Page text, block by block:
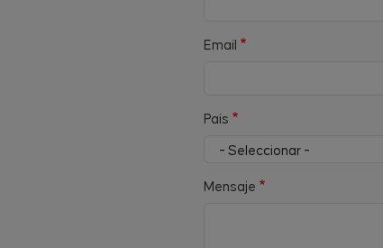
Email
País
Mensaje